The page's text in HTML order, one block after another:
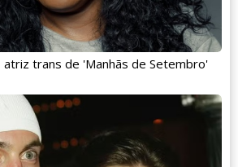
atriz trans de 'Manhãs de Setembro'